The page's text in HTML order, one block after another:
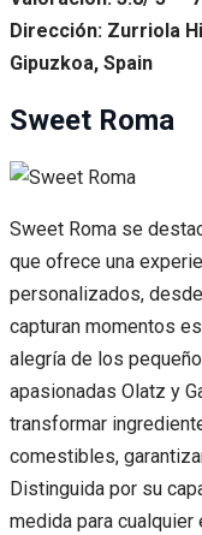
Dirección: Zurriola
Gipuzkoa, Spain
Sweet Roma
Sweet Roma se
que ofrece una
personalizados,
capturan momentos
alegría de los
apasionadas Olatz y
transformar
comestibles,
Distinguida por su
medida para